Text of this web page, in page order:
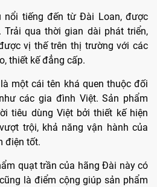
nổi tiếng đến từ Đài Loan, được
qua thời gian dài phát triển,
vị thế trên thị trường với các
thiết kế đẳng cấp.
một cái tên khá quen thuộc đối
các gia đình Việt. Sản phẩm
tiêu dùng Việt bởi thiết kế hiện
trội, khả năng vận hành của
điện tốt.
quạt trần của hãng Đài này có
là điểm cộng giúp sản phẩm